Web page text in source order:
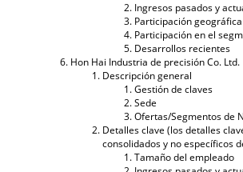
Ingresos pasados ​​y
Participación geográfica
Participación en el
Desarrollos recientes
Hon Hai Industria de precisión Co. Ltd.
Descripción general
Gestión de claves
Sede
Ofertas/Segmentos de
Detalles clave (los detalles
consolidados y no específicos
Tamaño del empleado